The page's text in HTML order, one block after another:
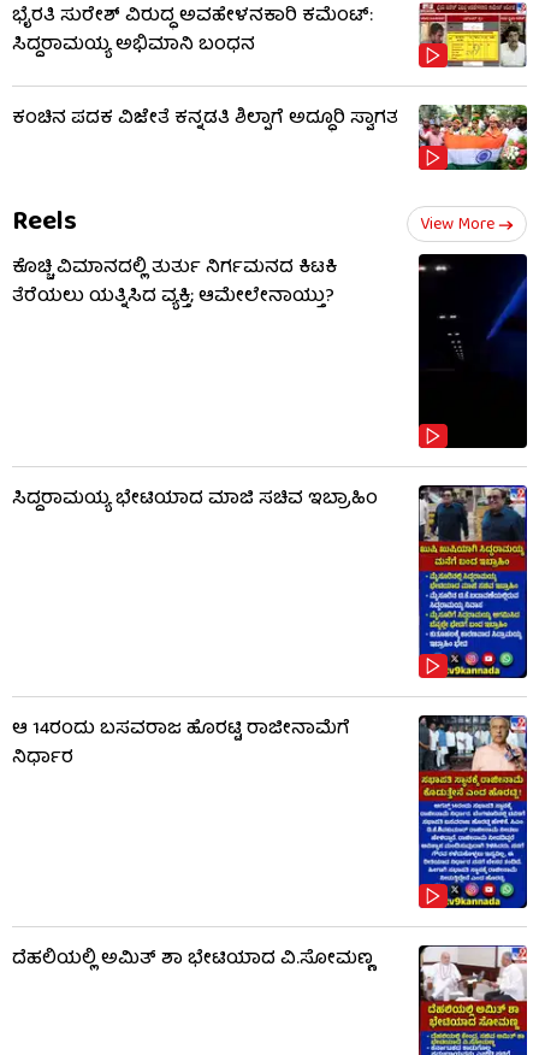
ಭೈರತಿ ಸುರೇಶ್ ವಿರುದ್ಧ ಅವಹೇಳನಕಾರಿ ಕಮೆಂಟ್:
ಸಿದ್ದರಾಮಯ್ಯ ಅಭಿಮಾನಿ ಬಂಧನ
ಕಂಚಿನ ಪದಕ ವಿಜೇತೆ ಕನ್ನಡತಿ ಶಿಲ್ಪಾಗೆ ಅದ್ಧೂರಿ ಸ್ವಾಗತ
Reels View More
ಕೊಚ್ಚಿ ವಿಮಾನದಲ್ಲಿ ತುರ್ತು ನಿರ್ಗಮನದ ಕಿಟಕಿ
ತೆರೆಯಲು ಯತ್ನಿಸಿದ ವ್ಯಕ್ತಿ; ಆಮೇಲೇನಾಯ್ತು?
ಸಿದ್ದರಾಮಯ್ಯ ಭೇಟಿಯಾದ ಮಾಜಿ ಸಚಿವ ಇಬ್ರಾಹಿಂ
ಆ 14ರಂದು ಬಸವರಾಜ ಹೊರಟ್ಟಿ ರಾಜೀನಾಮೆಗೆ
ನಿರ್ಧಾರ
ದೆಹಲಿಯಲ್ಲಿ ಅಮಿತ್ ಶಾ ಭೇಟಿಯಾದ ವಿ.ಸೋಮಣ್ಣ